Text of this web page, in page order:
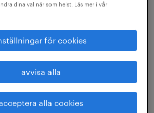
en jobbsökande. En
kan bidra till att
lojalitet hos nyanställda
minska
En ineffektiv
kan få motsatt effekt.
dina val när som helst. Läs mer i vår
för cookies
avvisa alla
alla cookies